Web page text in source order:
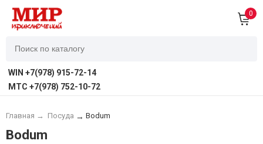
0
WIN +7(978) 915-72-14
MTC +7(978) 752-10-72
Главная → Посуда → Bodum
Bodum